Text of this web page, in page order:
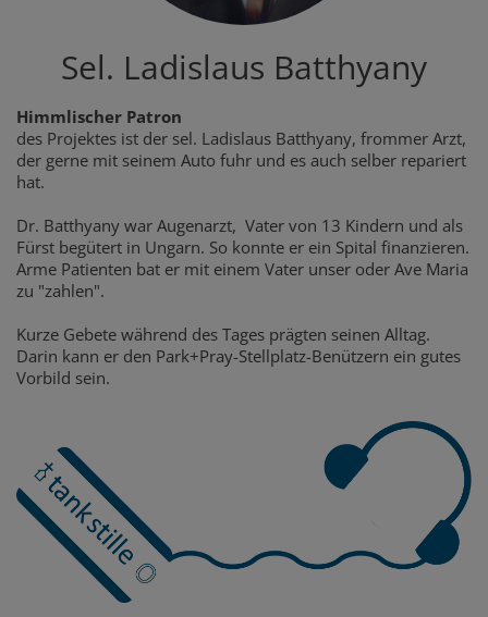
Sel. Ladislaus Batthyany
Himmlischer Patron
des Projektes ist der sel. Ladislaus Batthyany, frommer Arzt,
der gerne mit seinem Auto fuhr und es auch selber repariert
hat.
Dr. Batthyany war Augenarzt, Vater von 13 Kindern und als
Fürst begütert in Ungarn. So konnte er ein Spital finanzieren.
Arme Patienten bat er mit einem Vater unser oder Ave Maria
zu "zahlen".
Kurze Gebete während des Tages prägten seinen Alltag.
Darin kann er den Park+Pray-Stellplatz-Benützern ein gutes
Vorbild sein.